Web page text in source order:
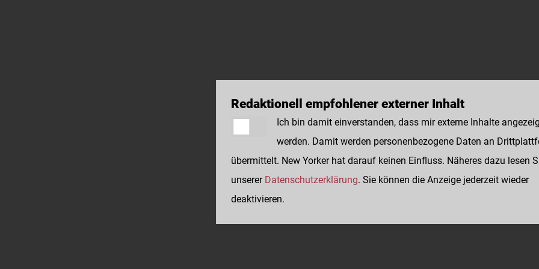
Redaktionell empfohlener externer Inhalt
Ich bin damit einverstanden, dass mir externe Inhalte
werden. Damit werden personenbezogene Daten an
übermittelt. New Yorker hat darauf keinen Einfluss. Näheres dazu lesen
unserer Datenschutzerklärung. Sie können die Anzeige jederzeit wieder
deaktivieren.